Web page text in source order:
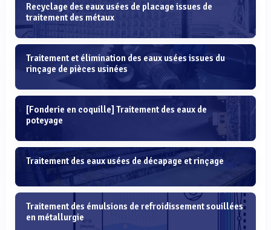
Recyclage des eaux usées de placage issues de
traitement des métaux
Traitement et élimination des eaux usées issues du
rinçage de pièces usinées
[Fonderie en coquille] Traitement des eaux de
poteyage
Traitement des eaux usées de décapage et rinçage
Traitement des émulsions de refroidissement souillées
en métallurgie